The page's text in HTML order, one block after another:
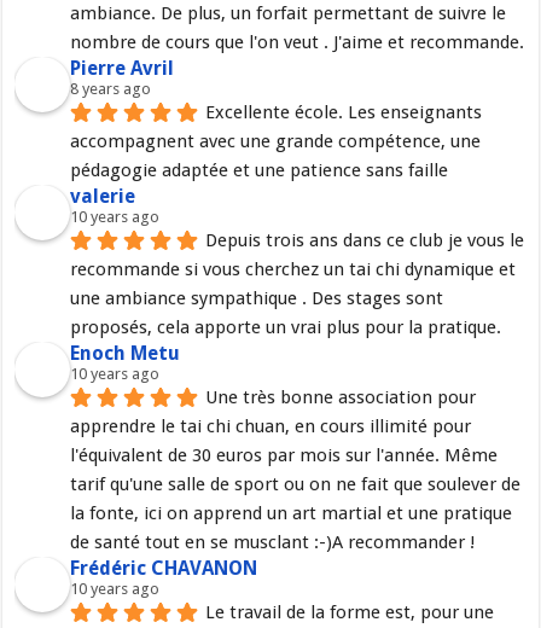
ambiance. De plus, un forfait permettant de suivre le
nombre de cours que l'on veut . J'aime et recommande.
Pierre Avril
8 years ago
Excellente école. Les enseignants
accompagnent avec une grande compétence, une
pédagogie adaptée et une patience sans faille
valerie
10 years ago
Depuis trois ans dans ce club je vous le
recommande si vous cherchez un tai chi dynamique et
une ambiance sympathique . Des stages sont
proposés, cela apporte un vrai plus pour la pratique.
Enoch Metu
10 years ago
Une très bonne association pour
apprendre le tai chi chuan, en cours illimité pour
l'équivalent de 30 euros par mois sur l'année. Même
tarif qu'une salle de sport ou on ne fait que soulever de
la fonte, ici on apprend un art martial et une pratique
de santé tout en se musclant :-)A recommander !
Frédéric CHAVANON
10 years ago
Le travail de la forme est, pour une